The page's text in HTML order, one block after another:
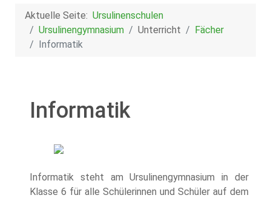
Aktuelle Seite: Ursulinenschulen
Ursulinengymnasium
Unterricht
Fächer
Informatik
Informatik
Informatik steht am Ursulinengymnasium in der
Klasse 6 für alle Schülerinnen und Schüler auf dem